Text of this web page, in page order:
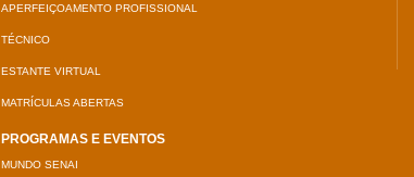
APERFEIÇOAMENTO PROFISSIONAL
TÉCNICO
ESTANTE VIRTUAL
MATRÍCULAS ABERTAS
PROGRAMAS E EVENTOS
MUNDO SENAI